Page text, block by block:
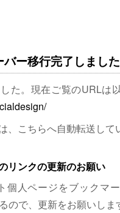
バー移行完了しまし
た。現在ご覧のURLは
こちらへ自動転送して
リンクの更新のお願い
人ページをブックマー
で、更新をお願いしま